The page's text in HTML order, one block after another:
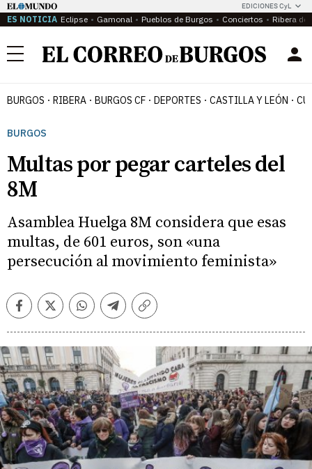
EDICIONES CyL
ES NOTICIA Eclipse Gamonal Pueblos de Burgos Conciertos Ribera del
Menú
BURGOS RIBERA BURGOS CF DEPORTES CASTILLA Y LEÓN
BURGOS
Multas por pegar carteles del
8M
Asamblea Huelga 8M considera que esas
multas, de 601 euros, son «una
persecución al movimiento feminista»
FacebookTwitterWhatsappTelegramCopiar